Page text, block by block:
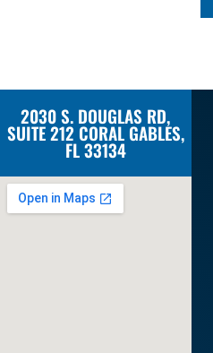
2030 S. DOUGLAS RD,
SUITE 212 CORAL GABLES,
FL 33134